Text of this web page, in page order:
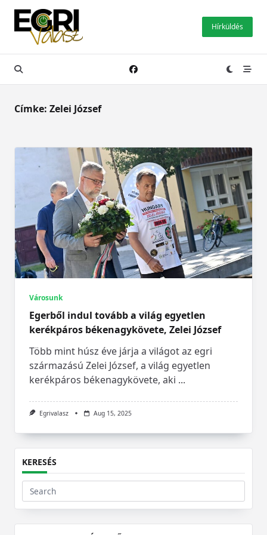
Skip
content
Hírküldés
Címke: Zelei József
Városunk
Egerből indul tovább a világ egyetlen
kerékpáros békenagykövete, Zelei József
Több mint húsz éve járja a világot az egri
származású Zelei József, a világ egyetlen
kerékpáros békenagykövete, aki ...
Egrivalasz Aug 15, 2025
KERESÉS
Search
for: